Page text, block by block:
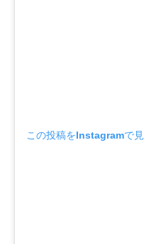
この投稿をInstagramで